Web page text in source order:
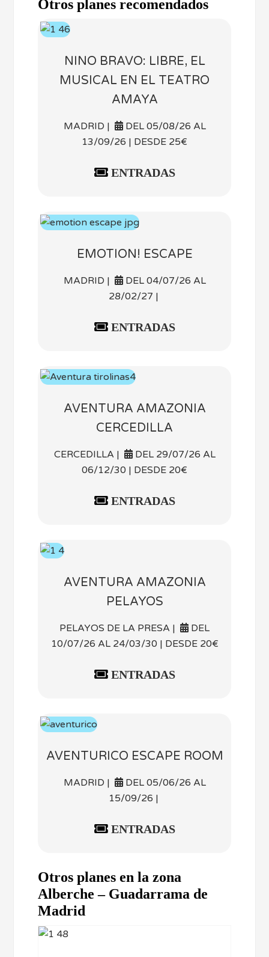
Otros planes recomendados
NINO BRAVO: LIBRE, EL
MUSICAL EN EL TEATRO
AMAYA
MADRID |
DEL 05/08/26 AL
13/09/26 | DESDE 25€
ENTRADAS
EMOTION! ESCAPE
MADRID |
DEL 04/07/26 AL
28/02/27 |
ENTRADAS
AVENTURA AMAZONIA
CERCEDILLA
CERCEDILLA |
DEL 29/07/26 AL
06/12/30 | DESDE 20€
ENTRADAS
AVENTURA AMAZONIA
PELAYOS
PELAYOS DE LA PRESA |
DEL
10/07/26 AL 24/03/30 | DESDE 20€
ENTRADAS
AVENTURICO ESCAPE ROOM
MADRID |
DEL 05/06/26 AL
15/09/26 |
ENTRADAS
Otros planes en la zona
Alberche – Guadarrama de
Madrid